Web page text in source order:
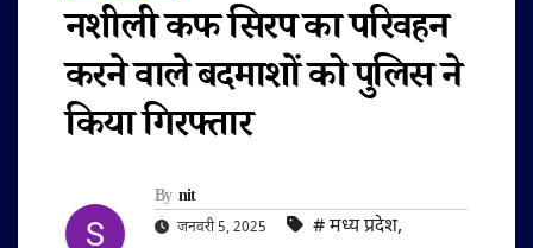
नशीली कफ सिरप का परिवहन
करने वाले बदमाशों को पुलिस ने
किया गिरफ्तार
By nit
जनवरी 5, 2025 #‌ मध्य प्रदेश,